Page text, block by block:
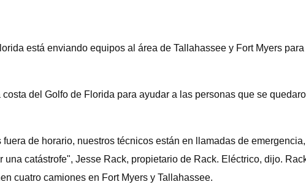
está enviando equipos al área de Tallahassee y Fort Myers
del Golfo de Florida para ayudar a las personas que se
de horario, nuestros técnicos están en llamadas de
catástrofe", Jesse Rack, propietario de Rack. Eléctrico, dijo.
cuatro camiones en Fort Myers y Tallahassee.